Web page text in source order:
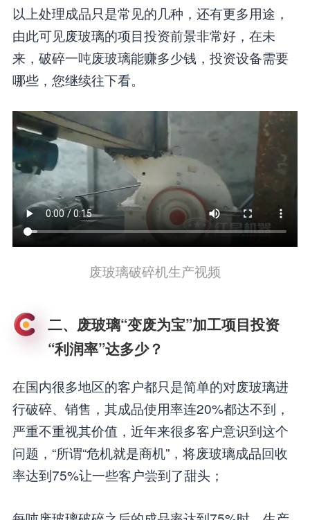
以上处理成品只是常见的几种，还有更多用途，
由此可见废玻璃的项目投资前景非常好，在未
来，破碎一吨废玻璃能赚多少钱，投资设备需要
哪些，您继续往下看。
废玻璃破碎机生产视频
二、废玻璃“变废为宝”加工项目投资
“利润率”达多少？
在国内很多地区的客户都只是简单的对废玻璃进
行破碎、销售，其成品使用率连20%都达不到，
严重不重视其价值，近年来很多客户意识到这个
问题，“所谓“危机就是商机”，将废玻璃成品回收
率达到75%让一些客户尝到了甜头；